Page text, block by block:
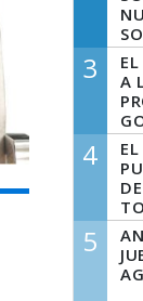
3
A
4
5